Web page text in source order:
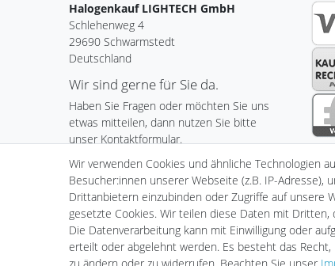
Halogenkauf LIGHTECH GmbH
Schlehenweg 4
29690 Schwarmstedt
Deutschland
Wir sind gerne für Sie da.
Haben Sie Fragen oder möchten Sie uns
etwas mitteilen, dann nutzen Sie bitte
unser Kontaktformular.
Zum Kontaktformular
Impressum
Wir verwenden Cookies und ähnliche Technologien
Besucher:innen unserer Webseite (z.B. IP-Adresse),
Drittanbietern einzubinden oder Zugriffe auf unsere
gesetzte Cookies. Wir teilen diese Daten mit
Die Datenverarbeitung kann mit Einwilligung oder
erteilt oder abgelehnt werden. Es besteht das